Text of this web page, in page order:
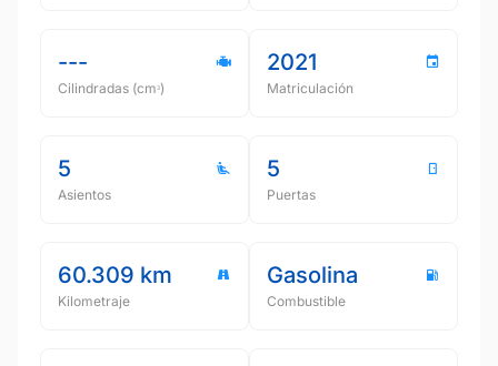
---
Cilindradas (cmᵌ)
2021
Matriculación
5
Asientos
5
Puertas
60.309 km
Kilometraje
Gasolina
Combustible